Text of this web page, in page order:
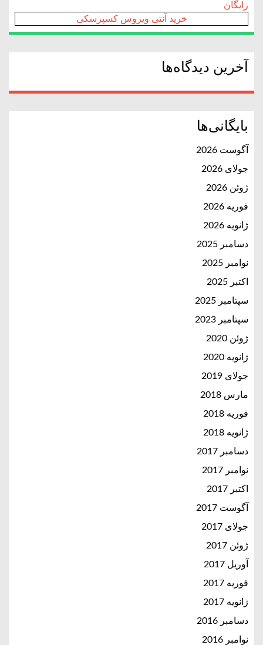
رایگان
خرید آنتی ویروس کسپرسکی
آخرین دیدگاه‌ها
بایگانی‌ها
آگوست 2026
جولای 2026
ژوئن 2026
فوریه 2026
ژانویه 2026
دسامبر 2025
نوامبر 2025
اکتبر 2025
سپتامبر 2025
سپتامبر 2023
ژوئن 2020
ژانویه 2020
جولای 2019
مارس 2018
فوریه 2018
ژانویه 2018
دسامبر 2017
نوامبر 2017
اکتبر 2017
آگوست 2017
جولای 2017
ژوئن 2017
آوریل 2017
فوریه 2017
ژانویه 2017
دسامبر 2016
نوامبر 2016